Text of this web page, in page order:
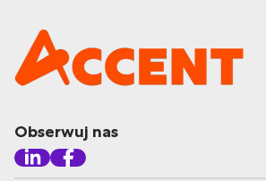
Obserwuj nas